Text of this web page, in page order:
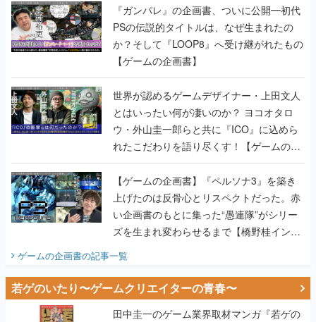
『ガンパレ』の企画書、ついに公開━初代
PSの伝説的タイトルは、なぜ生まれたの
か？そして『LOOP8』へ受け継がれたもの
【ゲームの企画書】
世界が認めるゲームデザイナー・上田文人
とはいったい何が凄いのか？ ヨコオタロ
ウ・外山圭一郎らと共に『ICO』に込めら
れたこだわりを語り尽くす！【ゲームの企
画書】
【ゲームの企画書】『ペルソナ3』を築き
上げたのは反骨心とリスペクトだった。赤
い企画書のもとに集った“愚連隊”がシリー
ズを生まれ変わらせるまで【橋野桂インタ
ゲームの企画書の記事一覧
若ゲのいたり〜ゲームクリエイターの青春〜
田中圭一のゲーム業界取材マンガ『若ゲの